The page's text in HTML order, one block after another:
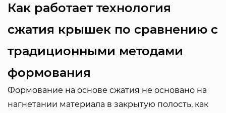
Как работает технология
сжатия крышек по сравнению с
традиционными методами
формования
Формование на основе сжатия не основано на
нагнетании материала в закрытую полость, как